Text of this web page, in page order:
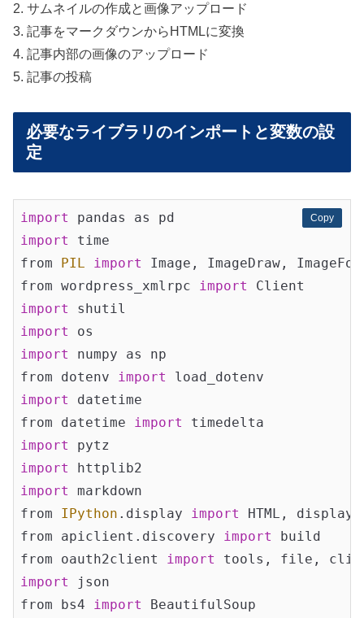
2. サムネイルの作成と画像アップロード
3. 記事をマークダウンからHTMLに変換
4. 記事内部の画像のアップロード
5. 記事の投稿
必要なライブラリのインポートと変数の設
定
Copy
Copy
import
import
time
from PIL import
Image, ImageDraw,
from wordpress_xmlrpc
import
import
import
import
numpy as np
from dotenv
import
import
datetime
from datetime
import
import
import
import
markdown
from IPython .display import
HTML, display
from apiclient.discovery
import
build
from oauth2client
import
import
json
from bs4
import
BeautifulSoup